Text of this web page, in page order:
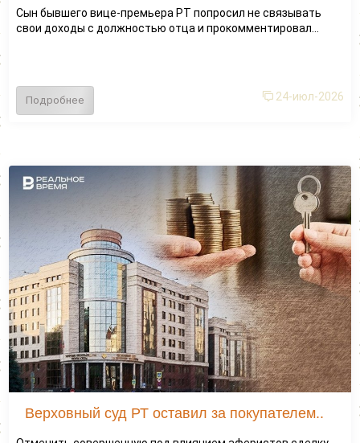
Сын бывшего вице-премьера РТ попросил не связывать
свои доходы с должностью отца и прокомментировал...
Подробнее 24-июл-2026
Верховный суд РТ оставил за покупателем..